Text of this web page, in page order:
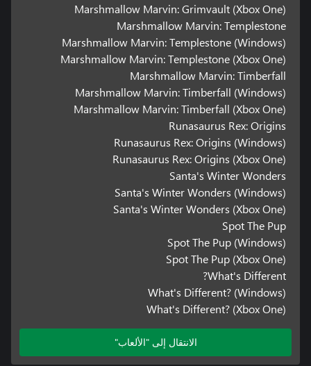
Marshmallow Marvin: Grimvault (Xbox One)
Marshmallow Marvin: Templestone
Marshmallow Marvin: Templestone (Windows)
Marshmallow Marvin: Templestone (Xbox One)
Marshmallow Marvin: Timberfall
Marshmallow Marvin: Timberfall (Windows)
Marshmallow Marvin: Timberfall (Xbox One)
Runasaurus Rex: Origins
Runasaurus Rex: Origins (Windows)
Runasaurus Rex: Origins (Xbox One)
Santa's Winter Wonders
Santa's Winter Wonders (Windows)
Santa's Winter Wonders (Xbox One)
Spot The Pup
Spot The Pup (Windows)
Spot The Pup (Xbox One)
What's Different?
What's Different? (Windows)
What's Different? (Xbox One)
الانتقال إلى "الألعاب"